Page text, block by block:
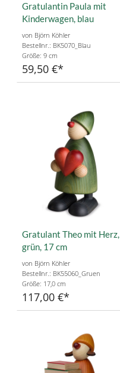
Gratulantin Paula mit
Kinderwagen, blau
von Björn Köhler
Bestellnr.: BK5070_Blau
Größe: 9 cm
59,50 €
Gratulant Theo mit Herz,
grün, 17 cm
von Björn Köhler
Bestellnr.: BK55060_Gruen
Größe: 17,0 cm
117,00 €